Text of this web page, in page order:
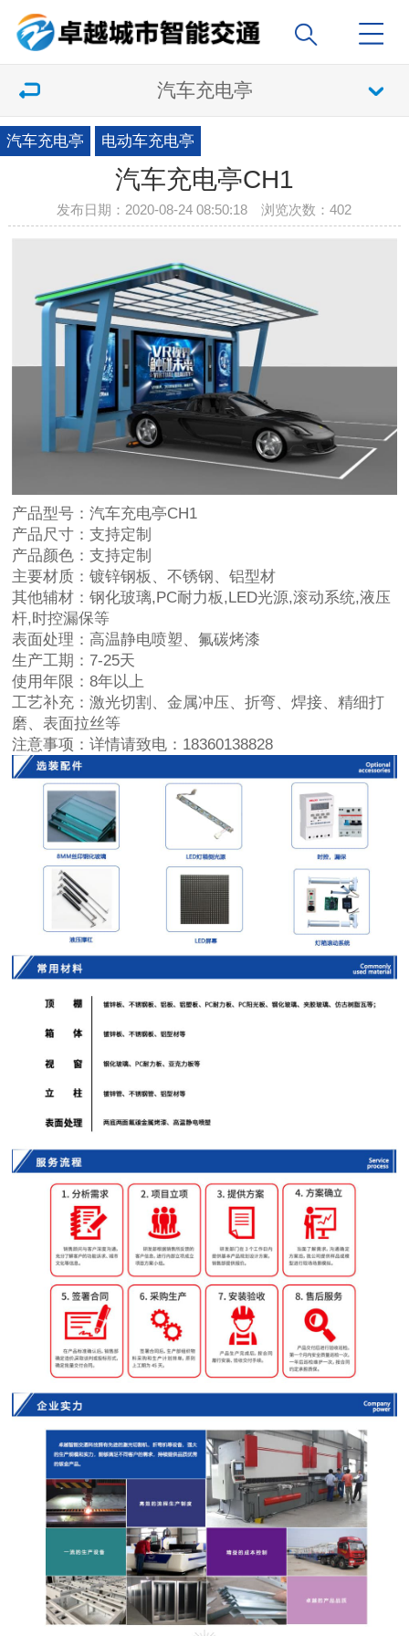
汽车充电亭
汽车充电亭 电动车充电亭
汽车充电亭CH1
发布日期：2020-08-24 08:50:18 浏览次数：402
产品型号：汽车充电亭CH1
产品尺寸：支持定制
产品颜色：支持定制
主要材质：镀锌钢板、不锈钢、铝型材
其他辅材：钢化玻璃,PC耐力板,LED光源,滚动系统,液压
杆,时控漏保等
表面处理：高温静电喷塑、氟碳烤漆
生产工期： 7-25天
使用年限：8年以上
工艺补充：激光切割、金属冲压、折弯、焊接、精细打
磨、表面拉丝等
注意事项：详情请致电：18360138828